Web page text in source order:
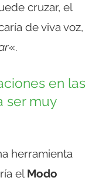
cruzar, el
de viva voz,
«.
en las
ser muy
herramienta
el Modo